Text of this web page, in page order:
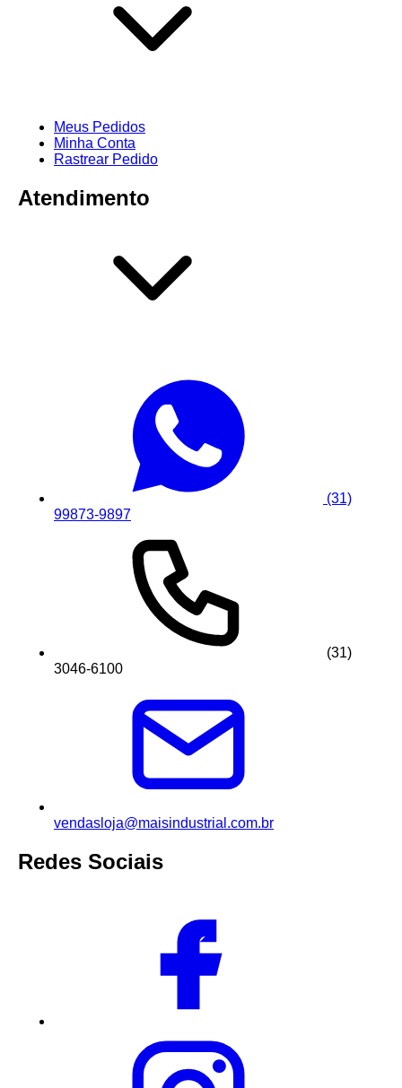
Meus Pedidos
Minha Conta
Rastrear Pedido
Atendimento
(31)
99873-9897
(31)
3046-6100
vendasloja@maisindustrial.com.br
Redes Sociais